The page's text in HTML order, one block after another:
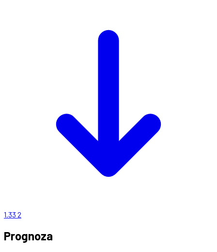
1.33 2
Prognoza